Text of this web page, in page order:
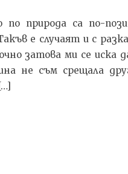
по природа са по-
е случаят и с
затова ми се иска
не съм срещала